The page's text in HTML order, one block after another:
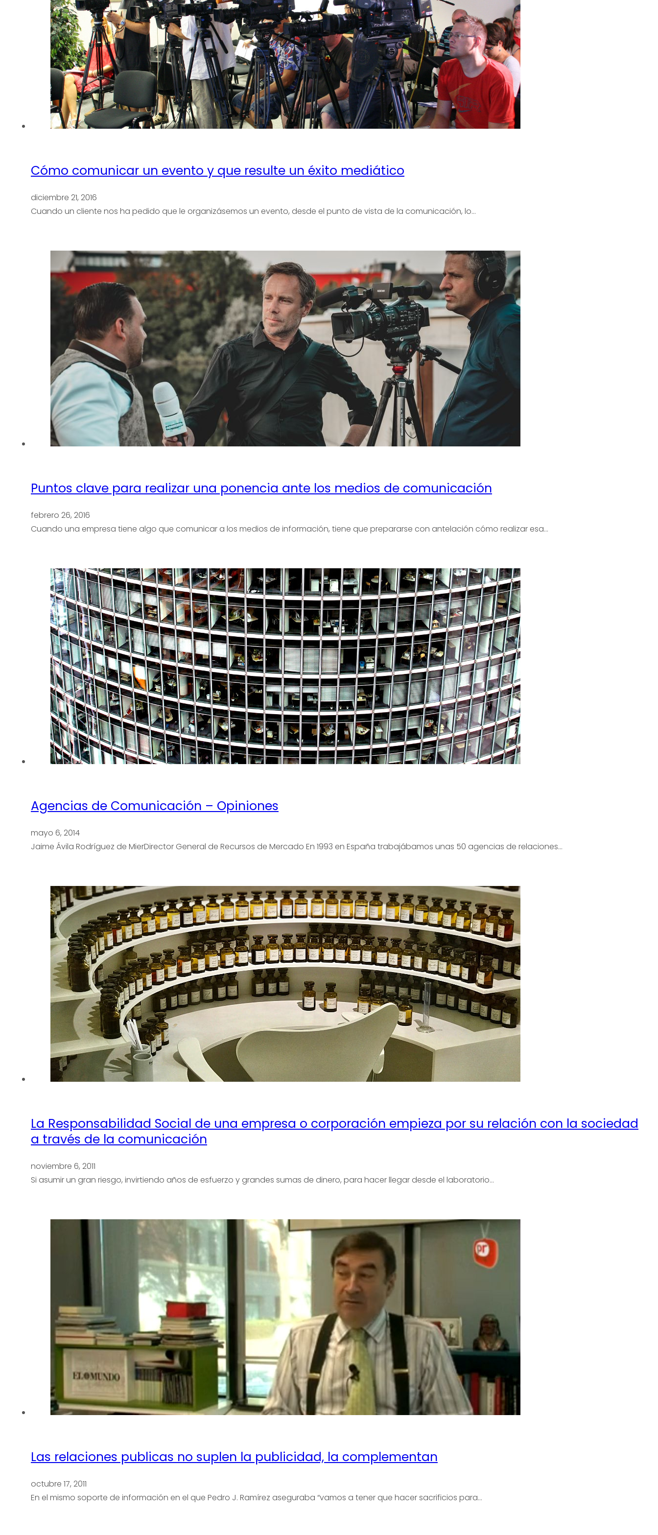
Quiénes somos
Qué hacemos
Experiencia
Servicios
Clientes
Contacto
Cómo comunicar un evento y que resulte un éxito mediático
diciembre 21, 2016
Cuando un cliente nos ha pedido que le organizásemos un evento, desde el punto de vista de la comunicación, lo…
Puntos clave para realizar una ponencia ante los medios de comunicación
febrero 26, 2016
Cuando una empresa tiene algo que comunicar a los medios de información, tiene que prepararse con antelación cómo realizar esa…
Agencias de Comunicación – Opiniones
mayo 6, 2014
Jaime Ávila Rodríguez de MierDirector General de Recursos de Mercado En 1993 en España trabajábamos unas 50 agencias de relaciones…
La Responsabilidad Social de una empresa o corporación empieza por su relación con la sociedad
a través de la comunicación
noviembre 6, 2011
Si asumir un gran riesgo, invirtiendo años de esfuerzo y grandes sumas de dinero, para hacer llegar desde el laboratorio…
Las relaciones publicas no suplen la publicidad, la complementan
octubre 17, 2011
En el mismo soporte de información en el que Pedro J. Ramírez aseguraba “vamos a tener que hacer sacrificios para…